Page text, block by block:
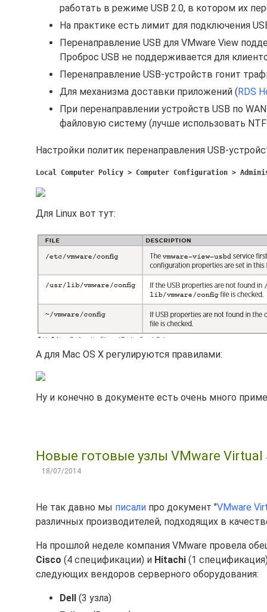
работать в режиме USB 2.0, в котором их
На практике есть лимит для подключения
Перенаправление USB для VMware View
Проброс USB не поддерживается для
Перенаправление USB-устройств гонит
Для механизма доставки приложений (RDS
При перенаправлении устройств USB по
файловую систему (лучше использовать
Настройки политик перенаправления USB-
Local Computer Policy > Computer Configuration >
Для Linux вот тут:
А для Mac OS X регулируются правилами:
Ну и конечно в документе есть очень много
Новые готовые узлы VMware Virtual
18/07/2014
Не так давно мы писали про документ "VMware
различных производителей, подходящих в
На прошлой неделе компания VMware провела
Cisco (4 спецификации) и Hitachi (1
следующих вендоров серверного оборудования:
Dell (3 узла)